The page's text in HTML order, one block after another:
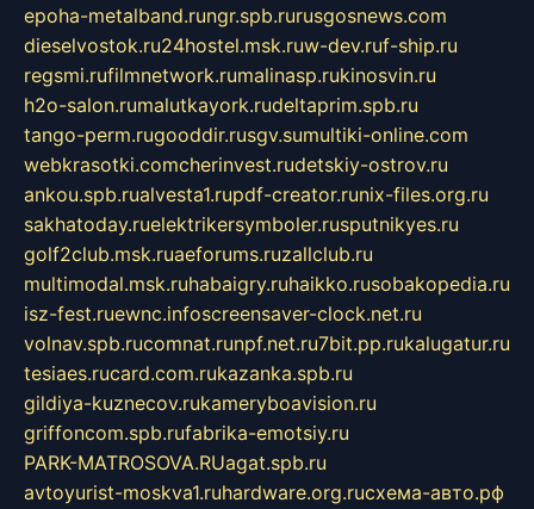
epoha-metalband.rungr.spb.rurusgosnews.com
dieselvostok.ru24hostel.msk.ruw-dev.ruf-ship.ru
regsmi.rufilmnetwork.rumalinasp.rukinosvin.ru
h2o-salon.rumalutkayork.rudeltaprim.spb.ru
tango-perm.rugooddir.rusgv.sumultiki-online.com
webkrasotki.comcherinvest.rudetskiy-ostrov.ru
ankou.spb.rualvesta1.rupdf-creator.runix-files.org.ru
sakhatoday.ruelektrikersymboler.rusputnikyes.ru
golf2club.msk.ruaeforums.ruzallclub.ru
multimodal.msk.ruhabaigry.ruhaikko.rusobakopedia.ru
isz-fest.ruewnc.infoscreensaver-clock.net.ru
volnav.spb.rucomnat.runpf.net.ru7bit.pp.rukalugatur.ru
tesiaes.rucard.com.rukazanka.spb.ru
gildiya-kuznecov.rukameryboavision.ru
griffoncom.spb.rufabrika-emotsiy.ru
PARK-MATROSOVA.RUagat.spb.ru
avtoyurist-moskva1.ruhardware.org.ruсхема-авто.рф